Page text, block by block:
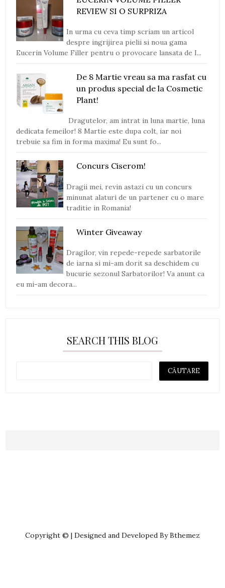
REVIEW SI O SURPRIZA
In urma cu ceva timp scriam un articol
despre ingrijirea pielii si noua gama
Eucerin Volume Filler pentru o provocare lansata de I...
De 8 Martie vreau sa ma rasfat cu
un produs special de la Cosmetic
Plant!
Dragutelor, am intrat in luna martie, luna
dedicata femeilor! 8 Martie este dupa colt, iar noi
trebuie sa fim in forma maxima! Eu sunt fo...
Concurs Ciserom!
Dragii mei, revin astazi cu un concurs
minunat alaturi de un partener cu o mare
traditie in Romania!
Winter Giveaway
Dragilor, vin repede-repede sarbatorile
de iarna si mi-am dorit sa deschidem cu
bucurie sezonul Sarbatorilor! Va anunt ca
eu mi-am decora...
SEARCH THIS BLOG
Copyright © | Designed and Developed By Bthemez